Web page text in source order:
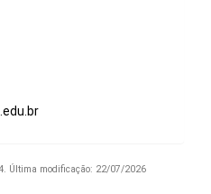
Última modificação: 22/07/2026